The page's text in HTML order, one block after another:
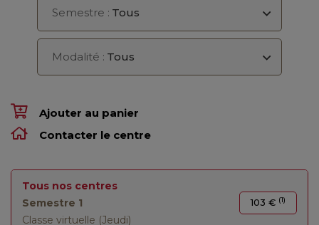
Semestre : Tous
Modalité : Tous
Ajouter au panier
Contacter le centre
Tous nos centres
Semestre 1
Classe virtuelle (Jeudi)
103 € (1)